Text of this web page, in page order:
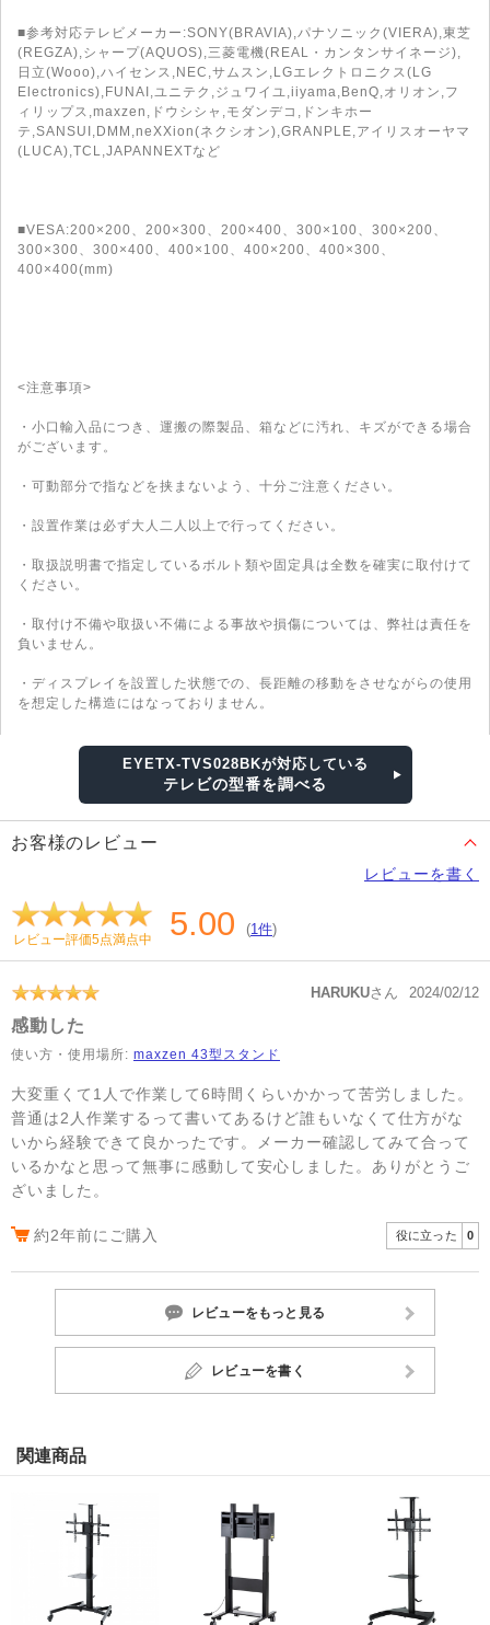
■参考対応テレビメーカー:SONY(BRAVIA),パナソニック(VIERA),東芝
(REGZA),シャープ(AQUOS),三菱電機(REAL・カンタンサイネージ),
日立(Wooo),ハイセンス,NEC,サムスン,LGエレクトロニクス(LG
Electronics),FUNAI,ユニテク,ジュワイユ,iiyama,BenQ,オリオン,フ
ィリップス,maxzen,ドウシシャ,モダンデコ,ドンキホー
テ,SANSUI,DMM,neXXion(ネクシオン),GRANPLE,アイリスオーヤマ
(LUCA),TCL,JAPANNEXTなど
■VESA:200×200、200×300、200×400、300×100、300×200、
300×300、300×400、400×100、400×200、400×300、
400×400(mm)
<注意事項>
・小口輸入品につき、運搬の際製品、箱などに汚れ、キズができる場合
がございます。
・可動部分で指などを挟まないよう、十分ご注意ください。
・設置作業は必ず大人二人以上で行ってください。
・取扱説明書で指定しているボルト類や固定具は全数を確実に取付けて
ください。
・取付け不備や取扱い不備による事故や損傷については、弊社は責任を
負いません。
・ディスプレイを設置した状態での、長距離の移動をさせながらの使用
を想定した構造にはなっておりません。
EYETX-TVS028BKが対応している
テレビの型番を調べる
お客様のレビュー
レビューを書く
レビュー評価5点満点中 5.00 (1件)
HARUKUさん 2024/02/12
感動した
使い方・使用場所: maxzen 43型スタンド
大変重くて1人で作業して6時間くらいかかって苦労しました。
普通は2人作業するって書いてあるけど誰もいなくて仕方がな
いから経験できて良かったです。メーカー確認してみて合って
いるかなと思って無事に感動して安心しました。ありがとうご
ざいました。
約2年前にご購入 役に立った 0
レビューをもっと見る
レビューを書く
関連商品